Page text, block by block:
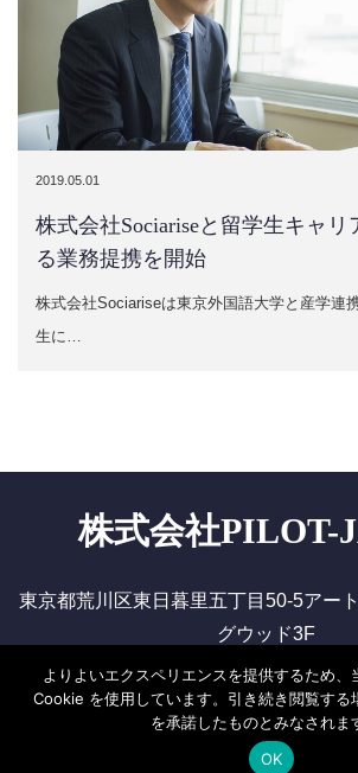
2019.05.01
株式会社Sociariseと留学生キャリ
る業務提携を開始
株式会社Sociariseは東京外国語大学と産学連
生に…
株式会社PILOT-
東京都荒川区東日暮里五丁目50-5アー
グウッド3F
会社概要 無料相談 プライバシ
株式会社PILOT-
よりよいエクスペリエンスを提供するため、
Cookie を使用しています。引き続き閲覧する
を承諾したものとみなされま
OK